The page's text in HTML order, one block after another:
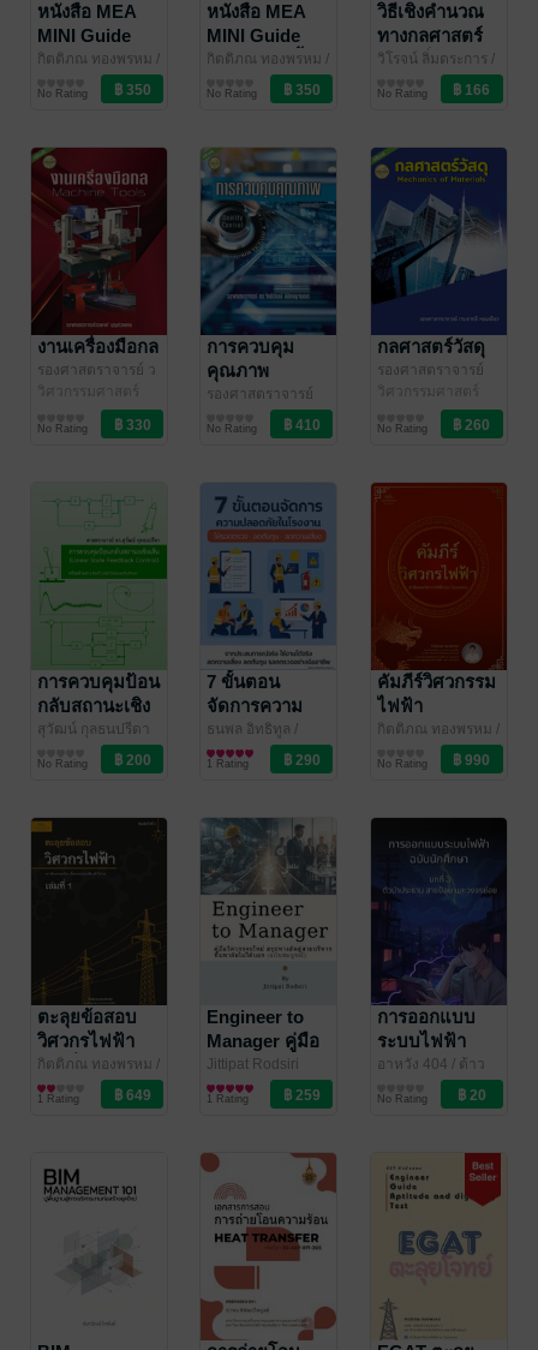
หนังสือ MEA
MINI Guide
Part 1 วิชา
กิตติภณ ทองพรหม /
EET by TutorOz
วิศวกรรมศาสตร์
No Rating
หนังสือ MEA
MINI Guide
Part 2 วิชาพื้น
กิตติภณ ทองพรหม /
EET by TutorOz
วิศวกรรมศาสตร์
No Rating
วิธีเชิงคำนวณ
ทางกลศาสตร์
ของแข็งและชีว
กลศาสตร์
วิโรจน์ ลิ่มตระการ/
วิศวกรรมศาสตร์
No Rating
งานเครื่องมือกล
รองศาสตราจารย์ ว
รพงค์ บุญช่วยแทน
โอเดียนสโตร์
วิศวกรรมศาสตร์
No Rating
การควบคุม
คุณภาพ
รองศาสตราจารย์
ดร.จิตติวัฒน์ นิธิ
กาญจนธาร/ โอเดีย
วิศวกรรมศาสตร์
No Rating
กลศาสตร์วัสดุ
รองศาสตราจารย์
ดร.ชาตรี หอมเขียว
/ โอเดียนสโตร์
วิศวกรรมศาสตร์
No Rating
การควบคุมป้อน
กลับสถานะเชิง
เส้น (Linear
Feedback
สุวัฒน์ กุลธนปรีดา
วิศวกรรมศาสตร์
No Rating
7 ขั้นตอน
จัดการความ
ปลอดภัยใน
โรงงาน ให้รอด
ตรวจ – ลดต้นต้
เสี่ยง
ธนพล อิทธิทูล /
Safety-visual
วิศวกรรมศาสตร์
1 Rating
คัมภีร์วิศวกรรม
ไฟฟ้า
กิตติภณ ทองพรหม /
EET by TutorOz
วิศวกรรมศาสตร์
No Rating
ตะลุยข้อสอบ
วิศวกรไฟฟ้า
เล่มที่ 1
กิตติภณ ทองพรหม /
EET by TutorOz
วิศวกรรมศาสตร์
1 Rating
Engineer to
Manager คู่มือ
วิศวกรจบใหม่
สรุปทางลัดสู่
สายบริหารที่
บอก (ฉบับ
สมบูรณ์)
Jittipat Rodsiri
วิศวกรรมศาสตร์
1 Rating
การออกแบบ
ระบบไฟฟ้า
ฉบับนักศึกษา
บทที่ 3 ตัวนำ
ประธาน สาย
อาหวัง 404 / ต้าว
วิศวกรรมศาสตร์
No Rating